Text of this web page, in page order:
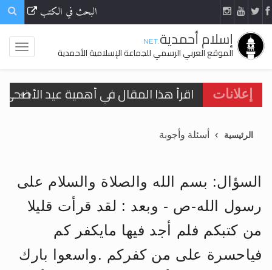
البحث في الكتب
إسلام أحمدية.NET
الموقع العربي الرسمي للجماعة الإسلامية الأحمدية
إعلانات
اقرأ هذا المقال في أهمية عيد
تعميم هامّ لأفراد الجماعة >> المزيد
تعميم هامّ لأفراد الجماعة >> المزيد
اقرأ هذا الكتاب وتعرّف على حقيقة
الرئيسية أسئلة وأجوبة
السؤال: بسم الله والصلاة والسلام على
رسول الله-ص - وبعد : لقد قرأت قليلا
من كتبكم فلم أجد فيها مايكفر كم
فياحسرة على من كفركم .واسعوا بارك